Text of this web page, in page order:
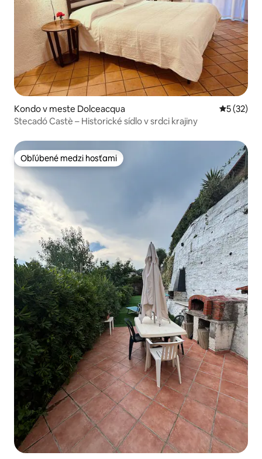
Kondo v meste Dolceacqua
5 (32)
Stecadó Castè – Historické sídlo v srdci krajiny
Obľúbené medzi hosťami
Obľúbené medzi hosťami